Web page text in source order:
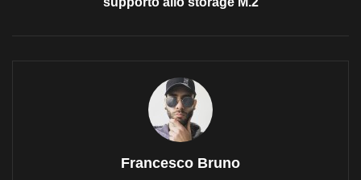
Francesco Bruno